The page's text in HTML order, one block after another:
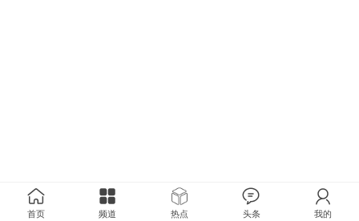
首页 频道 热点 头条 我的